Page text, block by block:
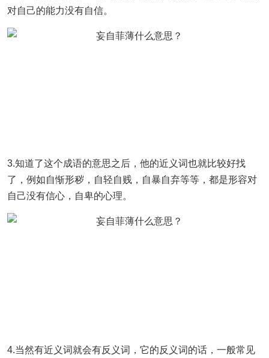
对自己的能力没有自信。
3.知道了这个成语的意思之后，他的近义词也就比较好找
了，例如自惭形秽，自轻自贱，自暴自弃等等，都是形容对
自己没有信心，自卑的心理。
4.当然有近义词就会有反义词，它的反义词的话，一般常见